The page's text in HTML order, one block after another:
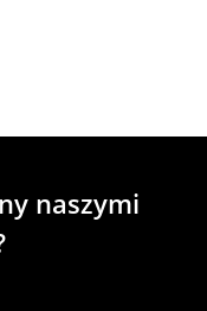
naszymi